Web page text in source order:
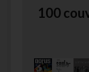
100